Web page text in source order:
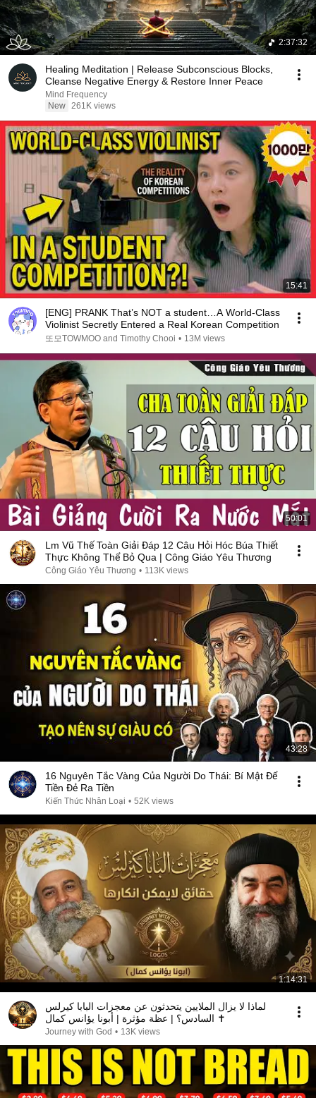
2:37:32
Healing Meditation | Release Subconscious Blocks,
Cleanse Negative Energy & Restore Inner Peace
Mind Frequency
New 261K views
15:41
[ENG] PRANK That’s NOT a student…A World-Class
Violinist Secretly Entered a Real Korean Competition
또모TOWMOO and Timothy Chooi • 13M views
50:01
Lm Vũ Thế Toàn Giải Đáp 12 Câu Hỏi Hóc Búa Thiết
Thực Không Thể Bỏ Qua | Công Giáo Yêu Thương
Công Giáo Yêu Thương • 113K views
43:28
16 Nguyên Tắc Vàng Của Người Do Thái: Bí Mật Để
Tiền Đẻ Ra Tiền
Kiến Thức Nhân Loại • 52K views
1:14:31
لماذا لا يزال الملايين يتحدثون عن معجزات البابا كيرلس
السادس؟ | عظة مؤثرة | أبونا يؤانس كمال ✝️
Journey with God • 13K views